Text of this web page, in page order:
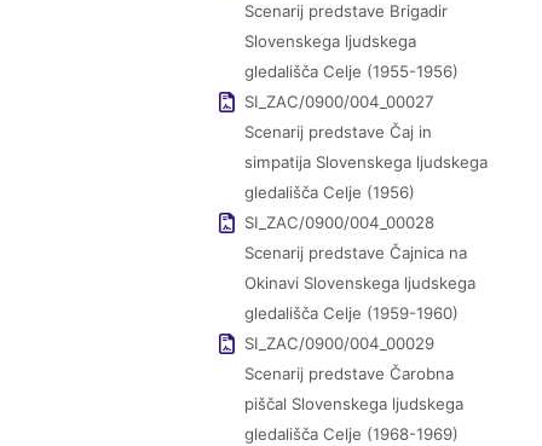
Scenarij predstave Brigadir
Slovenskega ljudskega
gledališča Celje (1955-1956)
SI_ZAC/0900/004_00027
Scenarij predstave Čaj in
simpatija Slovenskega ljudskega
gledališča Celje (1956)
SI_ZAC/0900/004_00028
Scenarij predstave Čajnica na
Okinavi Slovenskega ljudskega
gledališča Celje (1959-1960)
SI_ZAC/0900/004_00029
Scenarij predstave Čarobna
piščal Slovenskega ljudskega
gledališča Celje (1968-1969)